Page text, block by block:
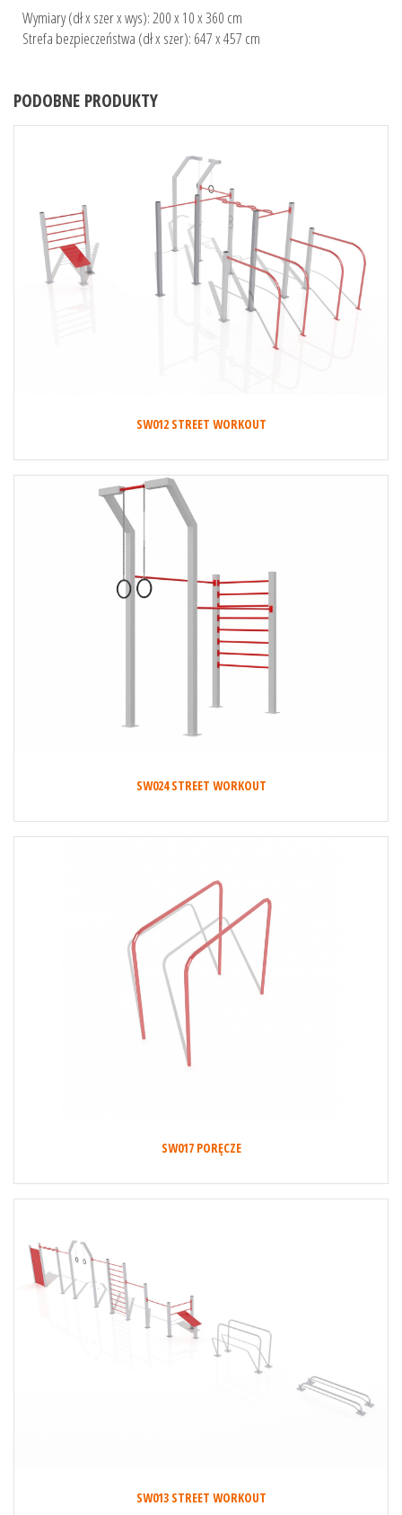
Wymiary (dł x szer x wys): 200 x 10 x 360 cm
Strefa bezpieczeństwa (dł x szer): 647 x 457 cm
PODOBNE PRODUKTY
SW012 STREET WORKOUT
SW024 STREET WORKOUT
SW017 PORĘCZE
SW013 STREET WORKOUT